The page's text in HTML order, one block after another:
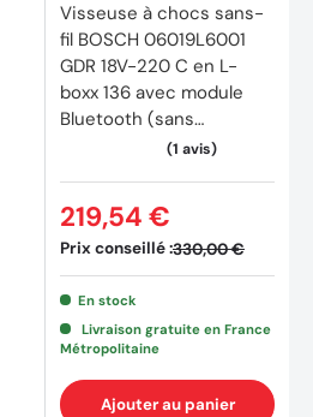
(32
Visseuse à chocs sans-
fil BOSCH 06019L6001
GDR 18V-220 C en L-
boxx 136 avec module
Bluetooth (sans
batteries, sans chargeur)
Prix conseillé :330,00 €
219,54 €
En stock
Livraison gratuite en France
Métropolitaine
Ajouter au panier